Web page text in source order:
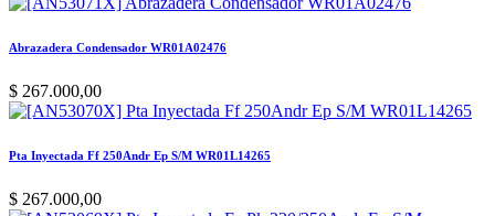
Abrazadera Condensador WR01A02476
$ 267.000,00
Pta Inyectada Ff 250Andr Ep S/M WR01L14265
$ 267.000,00